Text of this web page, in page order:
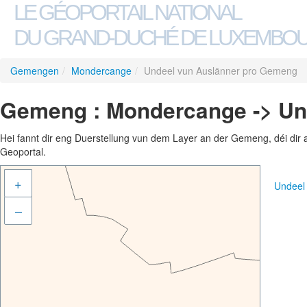
LE GÉOPORTAIL NATIONAL
DU GRAND-DUCHÉ DE
Gemengen / Mondercange / Undeel vun Auslänner pro Gemeng
Gemeng : Mondercange ->
Hei fannt dir eng Duerstellung vun dem Layer an der Gemeng, déi
Geoportal.
+
–